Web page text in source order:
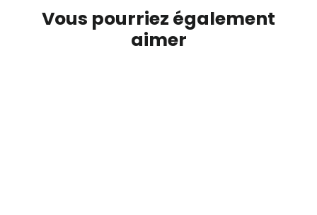
Vous pourriez également
aimer